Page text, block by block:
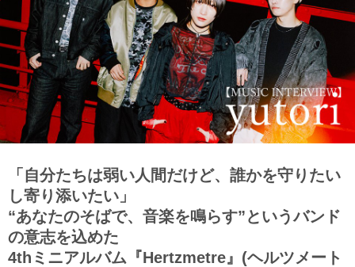
「自分たちは弱い人間だけど、誰かを守りたい
し寄り添いたい」
“あなたのそばで、音楽を鳴らす”というバンド
の意志を込めた
4thミニアルバム『Hertzmetre』(ヘルツメート